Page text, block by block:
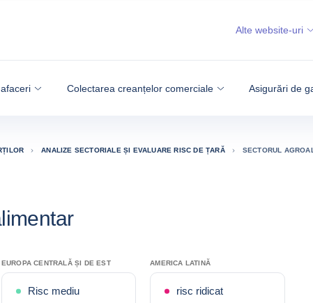
Colectarea creanțelor comerciale Asigurări de
Alte website-uri
ANALIZE SECTORIALE ȘI EVALUARE RISC DE ȚARĂ SECTORUL
EUROPA CENTRALĂ ȘI DE EST
Risc mediu
AMERICA LATINĂ
risc ridicat